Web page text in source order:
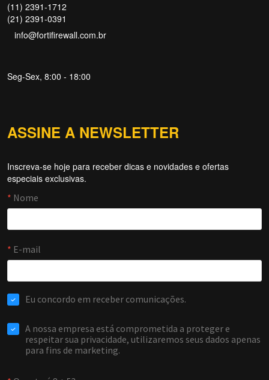
(11) 2391-1712
(21) 2391-0391
info@fortifirewall.com.br
Seg-Sex, 8:00 - 18:00
ASSINE A NEWSLETTER
Inscreva-se hoje para receber dicas e novidades e ofertas
especiais exclusivas.
Forti Firewall
EMAIL
WHATSAPP / TELEFONE